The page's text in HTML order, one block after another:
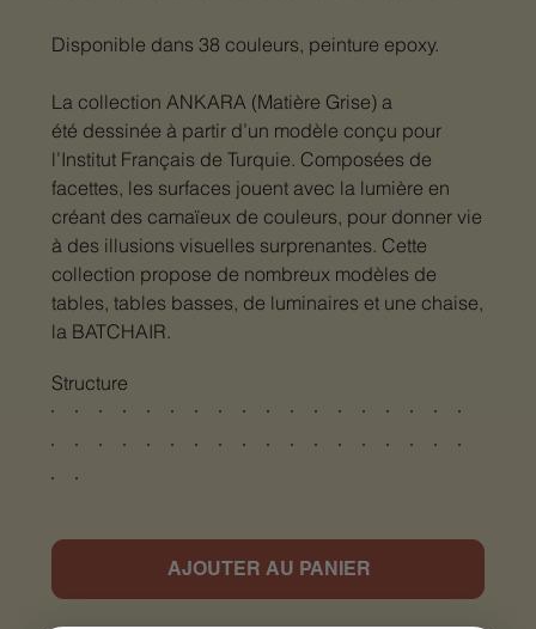
Disponible dans 38 couleurs, peinture epoxy.
La collection ANKARA (Matière Grise) a
été dessinée à partir d’un modèle conçu pour
l’Institut Français de Turquie. Composées de
facettes, les surfaces jouent avec la lumière en
créant des camaïeux de couleurs, pour donner vie
à des illusions visuelles surprenantes. Cette
collection propose de nombreux modèles de
tables, tables basses, de luminaires et une chaise,
la BATCHAIR.
Structure
AJOUTER AU PANIER